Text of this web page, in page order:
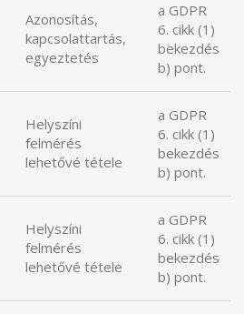
Azonosítás,
kapcsolattartás,
egyeztetés
a GDPR
6. cikk (1)
bekezdés
b) pont.
Helyszíni
felmérés
lehetővé tétele
a GDPR
6. cikk (1)
bekezdés
b) pont.
Helyszíni
felmérés
lehetővé tétele
a GDPR
6. cikk (1)
bekezdés
b) pont.